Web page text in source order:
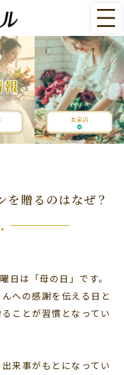
報
を贈るのはなぜ？
日は「母の日」です。
への感謝を伝える日と
ことが習慣となってい
来事がもとになってい